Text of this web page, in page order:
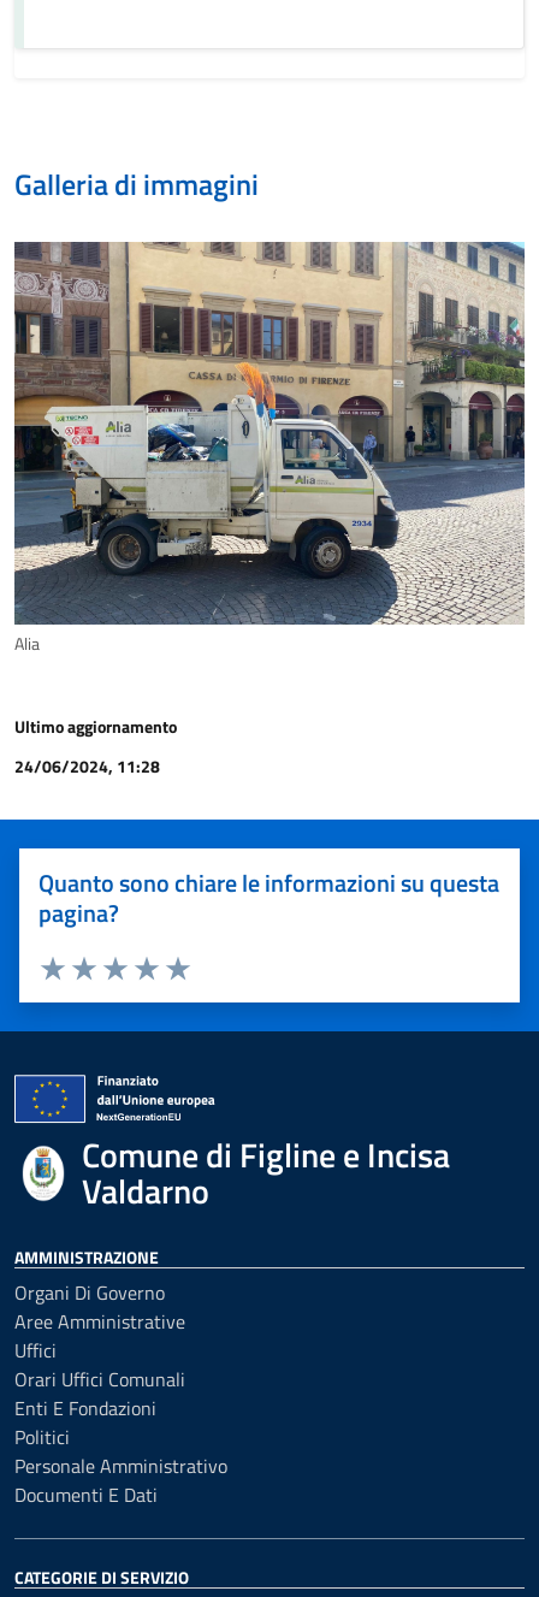
Galleria di immagini
Alia
Ultimo aggiornamento
24/06/2024, 11:28
Quanto sono chiare le informazioni su questa
pagina?
Valuta 5 stelle su 5
Valuta 4 stelle su 5
Valuta 3 stelle su 5
Valuta 2 stelle su 5
Valuta 1 stelle su 5
Comune di Figline e Incisa
Valdarno
AMMINISTRAZIONE
Organi Di Governo
Aree Amministrative
Uffici
Orari Uffici Comunali
Enti E Fondazioni
Politici
Personale Amministrativo
Documenti E Dati
CATEGORIE DI SERVIZIO